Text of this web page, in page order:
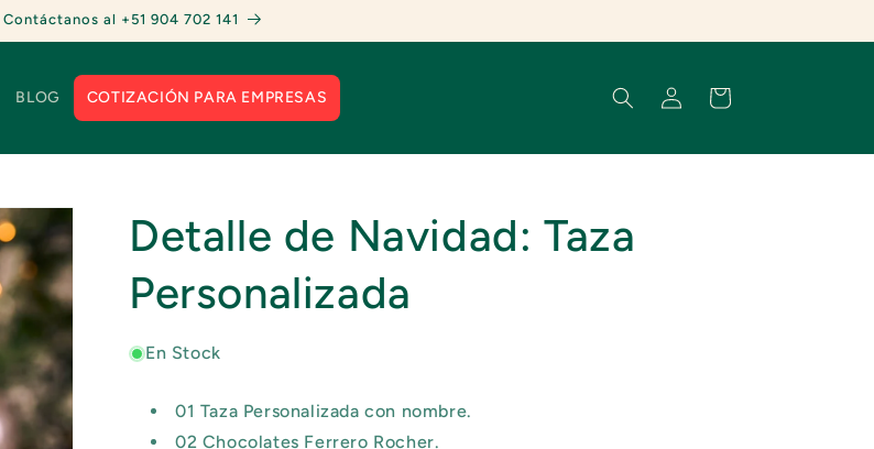
Contáctanos al +51 904 702 141
BLOG COTIZACIÓN PARA EMPRESAS
Iniciar
sesión
Carrito
Detalle de Navidad: Taza
Personalizada
En Stock
01 Taza Personalizada con nombre.
02 Chocolates Ferrero Rocher.